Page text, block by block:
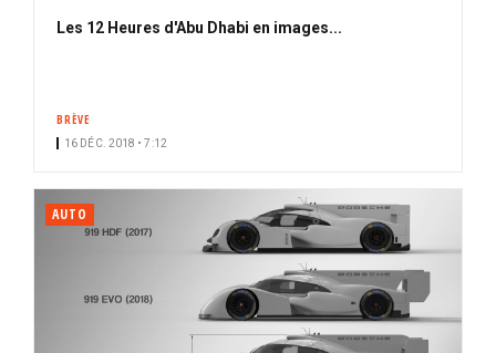
Les 12 Heures d'Abu Dhabi en images...
BRÈVE
16 DÉC. 2018 • 7:12
AUTO